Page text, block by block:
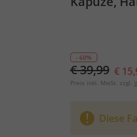
- 60%
€ 39,99 €
Preis inkl. MwSt. zzgl.
Diese